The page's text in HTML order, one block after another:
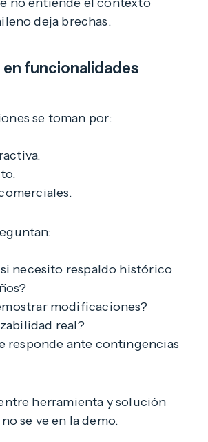
deja brechas.
en funcionalidades
se toman por:
si necesito respaldo histórico
modificaciones?
real?
responde ante contingencias
herramienta y solución
se ve en la demo.